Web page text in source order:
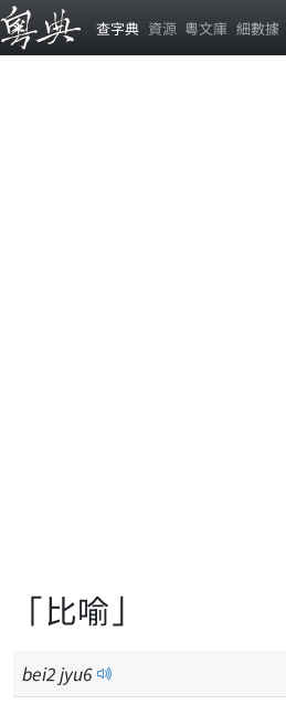
查字典 資源 粵文庫 細數據
「比喻」
bei2jyu6